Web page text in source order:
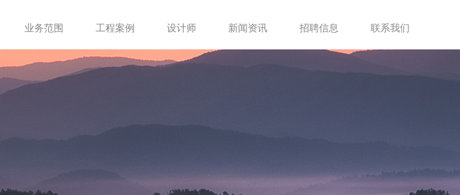
业务范围 工程案例 设计师 新闻资讯 招聘信息 联系我们